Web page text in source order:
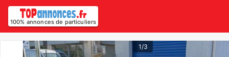
100% annonces de particuliers
1/3